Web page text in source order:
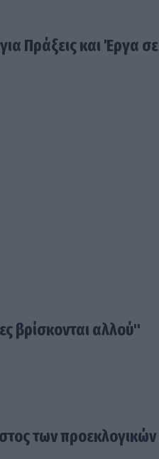
Πράξεις και Έργα σε
βρίσκονται αλλού"
των προεκλογικών